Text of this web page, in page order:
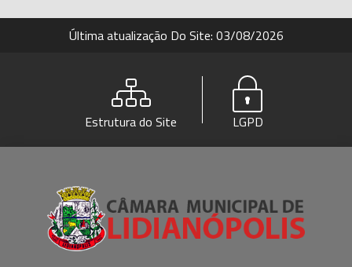
Última atualização Do Site: 03/08/2026
Estrutura do Site LGPD